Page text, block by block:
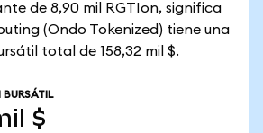
de 8,90 mil RGTIon, significa
(Ondo Tokenized) tiene una
total de 158,32 mil $.
$